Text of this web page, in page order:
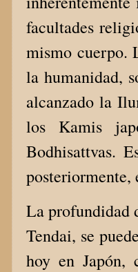
facultades
mismo cuerpo.
la humanidad,
alcanzado la
los Kamis
Bodhisattvas.
posteriormente,
La profundidad
Tendai, se
hoy en Japón,